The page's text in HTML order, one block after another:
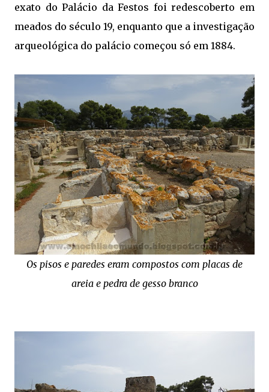
exato do Palácio da Festos foi redescoberto em
meados do século 19, enquanto que a investigação
arqueológica do palácio começou só em 1884.
Os pisos e paredes eram compostos com placas de
areia e pedra de gesso branco